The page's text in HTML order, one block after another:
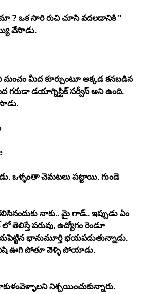
? ఒక సారి రుచి చూసి వదలడానికి "
వేసాడు.
మీద కూర్చుంటూ అక్కడ కనబడిన
గరుడా డయాగ్నిస్టిక్ సర్వీస్ అని ఉంది.
ఒళ్ళంతా చెమటలు పట్టాయి. గుండె
నాకు.. మై గాడ్.. ఇప్పుడు ఏం
పరువు, ఉద్యోగం రెండూ
భానుమూర్తి భయపడుతున్నాడు.
ఊగి పోతూ వెళ్ళి పోయాడు.
నిశ్చయించుకున్నారు.